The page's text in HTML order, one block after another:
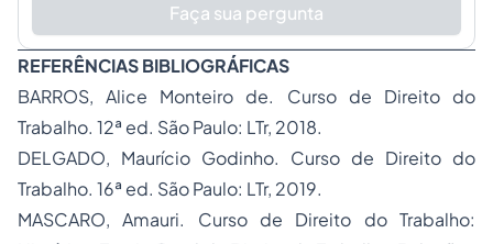
Faça sua pergunta
REFERÊNCIAS BIBLIOGRÁFICAS
BARROS, Alice Monteiro de. Curso de Direito do
Trabalho. 12ª ed. São Paulo: LTr, 2018.
DELGADO, Maurício Godinho. Curso de Direito do
Trabalho. 16ª ed. São Paulo: LTr, 2019.
MASCARO, Amauri. Curso de Direito do Trabalho: